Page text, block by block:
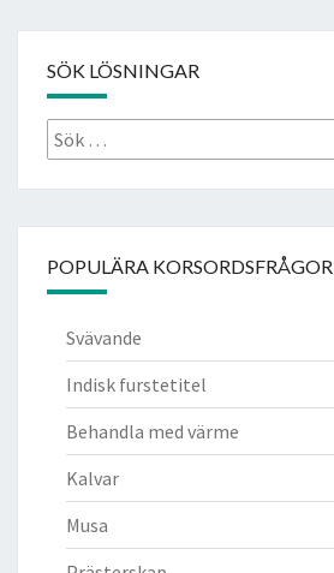
SÖK LÖSNINGAR
Sök
efter:
POPULÄRA KORSORDSFRÅGOR
Svävande
Indisk furstetitel
Behandla med värme
Kalvar
Musa